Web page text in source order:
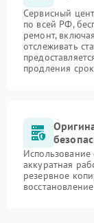
Сервисный
по всей РФ,
ремонт,
отслеживать
продления
аккуратная
резервное